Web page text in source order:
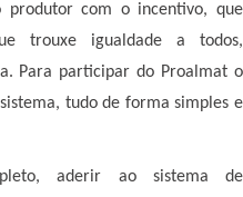
com o incentivo, que
trouxe igualdade a todos,
Para participar do Proalmat o
tudo de forma simples e
aderir ao sistema de